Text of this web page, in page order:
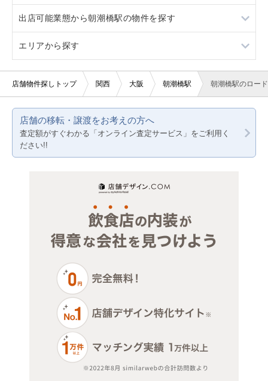
コスモスクエア
九条
コスモスクエア
ロードサイド物件
看板取り付け可
10坪以下
賃料10万円以下
賃料20万円以下
1階
3階以上
出店可能業態から朝潮橋駅の物件を探す
重飲食
軽飲食
美容室・理容室
サロン（マッサージ・エステ・ネイルなど）
医療・歯科・クリニック
ジム・教室・スタジオ
その他サービス・その他
エリアから探す
大阪
兵庫
店舗物件探しトップ 関西 大阪 朝潮橋駅 朝潮橋駅のロー
店舗の移転・譲渡をお考えの方へ
査定額がすぐわかる「オンライン査定サービス」をご利用く
ださい!!